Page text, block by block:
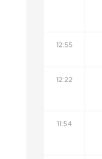
12:55
12:22
11:54